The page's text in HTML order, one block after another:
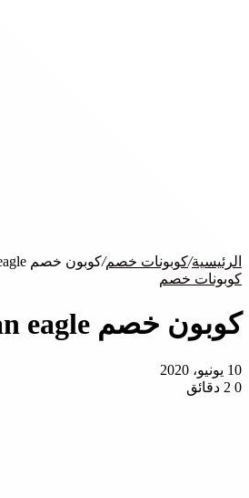
الرئيسية/كوبونات خصم/كوبون خصم american eagle رمز الكوبون تعرف على طريقة التفعيل
كوبونات خصم
كوبون خصم american eagle رمز الكوبون تعرف على طريقة التفعيل
10 يونيو، 2020
0